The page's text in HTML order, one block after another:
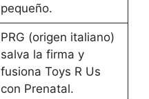
pequeño.
PRG (origen italiano)
salva la firma y
fusiona Toys R Us
con Prenatal.